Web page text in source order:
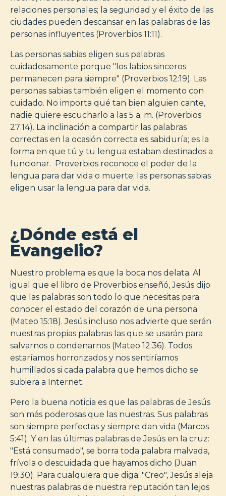
relaciones personales; la seguridad y el éxito de las
ciudades pueden descansar en las palabras de las
personas influyentes (Proverbios 11:11).
Las personas sabias eligen sus palabras
cuidadosamente porque "los labios sinceros
permanecen para siempre" (Proverbios 12:19). Las
personas sabias también eligen el momento con
cuidado. No importa qué tan bien alguien cante,
nadie quiere escucharlo a las 5 a. m. (Proverbios
27:14). La inclinación a compartir las palabras
correctas en la ocasión correcta es sabiduría; es la
forma en que tú y tu lengua estaban destinados a
funcionar. Proverbios reconoce el poder de la
lengua para dar vida o muerte; las personas sabias
eligen usar la lengua para dar vida.
¿Dónde está el
Evangelio?
Nuestro problema es que la boca nos delata. Al
igual que el libro de Proverbios enseñó, Jesús dijo
que las palabras son todo lo que necesitas para
conocer el estado del corazón de una persona
(Mateo 15:18). Jesús incluso nos advierte que serán
nuestras propias palabras las que se usarán para
salvarnos o condenarnos (Mateo 12:36). Todos
estaríamos horrorizados y nos sentiríamos
humillados si cada palabra que hemos dicho se
subiera a Internet.
Pero la buena noticia es que las palabras de Jesús
son más poderosas que las nuestras. Sus palabras
son siempre perfectas y siempre dan vida (Marcos
5:41). Y en las últimas palabras de Jesús en la cruz:
"Está consumado", se borra toda palabra malvada,
frívola o descuidada que hayamos dicho (Juan
19:30). Para cualquiera que diga: "Creo", Jesús aleja
nuestras palabras de nuestra reputación tan lejos